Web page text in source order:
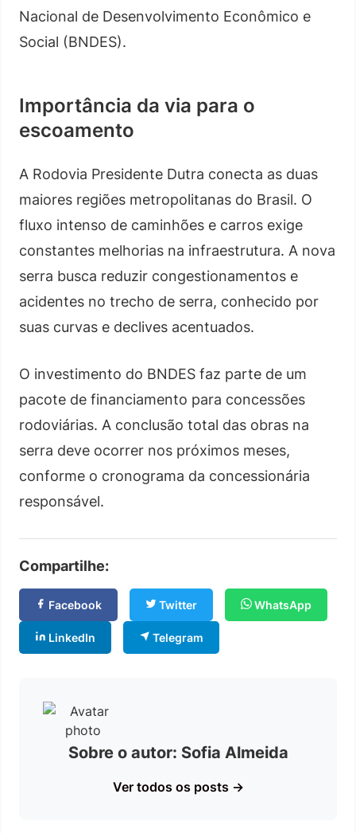
Nacional de Desenvolvimento Econômico e
Social (BNDES).
Importância da via para o
escoamento
A Rodovia Presidente Dutra conecta as duas
maiores regiões metropolitanas do Brasil. O
fluxo intenso de caminhões e carros exige
constantes melhorias na infraestrutura. A nova
serra busca reduzir congestionamentos e
acidentes no trecho de serra, conhecido por
suas curvas e declives acentuados.
O investimento do BNDES faz parte de um
pacote de financiamento para concessões
rodoviárias. A conclusão total das obras na
serra deve ocorrer nos próximos meses,
conforme o cronograma da concessionária
responsável.
Compartilhe:
Facebook Twitter WhatsApp
LinkedIn Telegram
Sobre o autor: Sofia Almeida
Ver todos os posts →